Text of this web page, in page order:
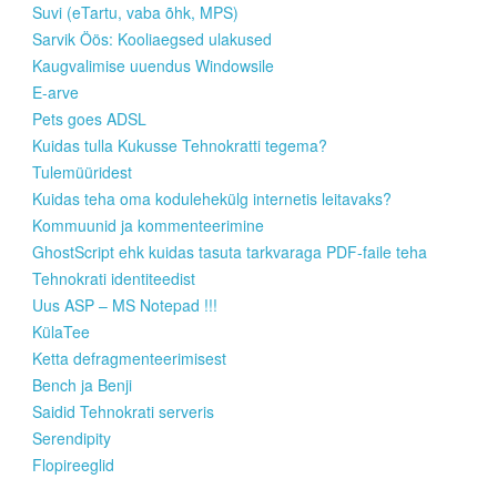
Suvi (eTartu, vaba õhk, MPS)
Sarvik Öös: Kooliaegsed ulakused
Kaugvalimise uuendus Windowsile
E-arve
Pets goes ADSL
Kuidas tulla Kukusse Tehnokratti tegema?
Tulemüüridest
Kuidas teha oma kodulehekülg internetis leitavaks?
Kommuunid ja kommenteerimine
GhostScript ehk kuidas tasuta tarkvaraga PDF-faile teha
Tehnokrati identiteedist
Uus ASP – MS Notepad !!!
KülaTee
Ketta defragmenteerimisest
Bench ja Benji
Saidid Tehnokrati serveris
Serendipity
Flopireeglid